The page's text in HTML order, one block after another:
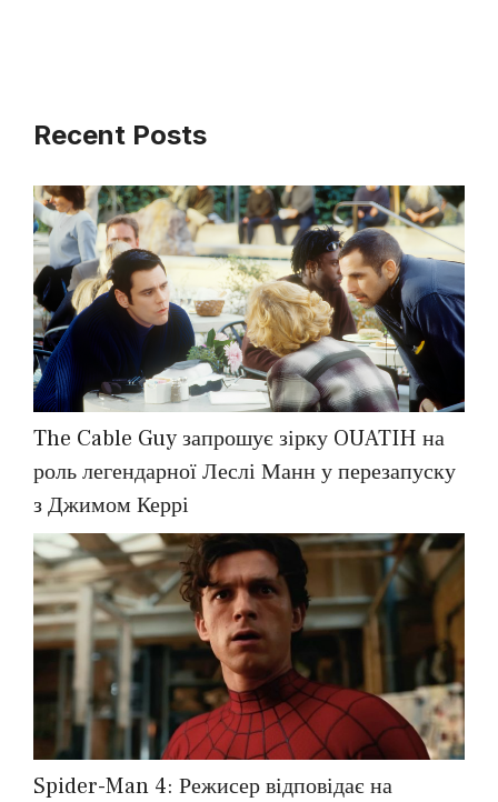
Recent Posts
The Cable Guy запрошує зірку OUATIH на
роль легендарної Леслі Манн у перезапуску
з Джимом Керрі
Spider-Man 4: Режисер відповідає на